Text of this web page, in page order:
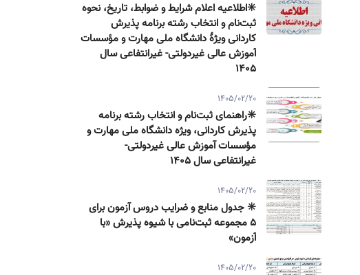
✳️اطلاعیه اعلام شرایط و ضوابط، تاریخ، نحوه
ثبت‌نام و انتخاب رشته برنامه پذیرش
كاردانی ویژۀ دانشگاه ملی مهارت و مؤسسات
آموزش عالی غیردولتی- غیرانتفاعی سال
۱۴۰۵
1405/02/20
✳️راهنمای ثبت‌نام و انتخاب رشته برنامه
پذیرش كاردانی، ویژه دانشگاه ملی مهارت و
مؤسسات آموزش عالی غیردولتی-
غیرانتفاعی سال ۱۴۰۵
1405/02/20
✳️ جدول منابع و ضرایب دروس آزمون برای
۵ مجموعه ثبت‌نامی با شیوه پذیرش «با
آزمون»
1405/02/20